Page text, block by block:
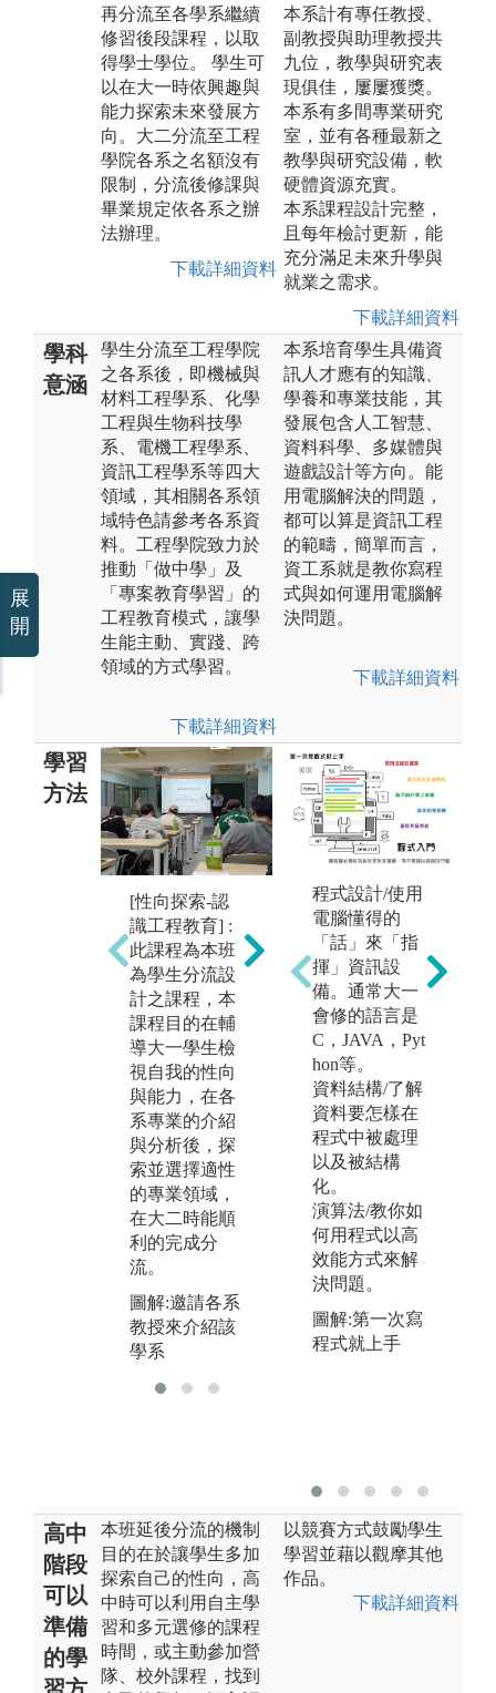
再分流至各學系繼續
修習後段課程，以取
得學士學位。 學生可
以在大一時依興趣與
能力探索未來發展方
向。大二分流至工程
學院各系之名額沒有
限制，分流後修課與
畢業規定依各系之辦
法辦理。
下載詳細資料
本系計有專任教授、
副教授與助理教授共
九位，教學與研究表
現俱佳，屢屢獲獎。
本系有多間專業研究
室，並有各種最新之
教學與研究設備，軟
硬體資源充實。
本系課程設計完整，
且每年檢討更新，能
充分滿足未來升學與
就業之需求。
下載詳細資料
學科
意涵
學生分流至工程學院
之各系後，即機械與
材料工程學系、化學
工程與生物科技學
系、電機工程學系、
資訊工程學系等四大
領域，其相關各系領
域特色請參考各系資
料。工程學院致力於
推動「做中學」及
「專案教育學習」的
工程教育模式，讓學
生能主動、實踐、跨
領域的方式學習。
下載詳細資料
本系培育學生具備資
訊人才應有的知識、
學養和專業技能，其
發展包含人工智慧、
資料科學、多媒體與
遊戲設計等方向。能
用電腦解決的問題，
都可以算是資訊工程
的範疇，簡單而言，
資工系就是教你寫程
式與如何運用電腦解
決問題。
下載詳細資料
學習
方法
[性向探索-認
識工程教育] :
此課程為本班
為學生分流設
計之課程，本
課程目的在輔
導大一學生檢
視自我的性向
與能力，在各
系專業的介紹
與分析後，探
索並選擇適性
的專業領域，
在大二時能順
利的完成分
流。
圖解:邀請各系
教授來介紹該
學系
[基礎課程-專
業理論與實作]
: 大一有基礎工
程課程，包括
物理、化學、
微積分等核心
課程，課程教
學除了課堂講
課之外，還有
實作實驗課
程，例如 : 普
通物理實驗、
普通化學實
驗、普通生物
實驗、電工實
驗、程設實驗
等。
程式設計/使用
電腦懂得的
「話」來「指
揮」資訊設
備。通常大一
會修的語言是
C，JAVA，Pyt
hon等。
資料結構/了解
資料要怎樣在
程式中被處理
以及被結構
化。
演算法/教你如
何用程式以高
效能方式來解
決問題。
圖解:第一次寫
程式就上手
高中
階段
可以
準備
的學
本班延後分流的機制
目的在於讓學生多加
探索自己的性向，高
中時可以利用自主學
習和多元選修的課程
時間，或主動參加營
隊、校外課程，找到
以競賽方式鼓勵學生
學習並藉以觀摩其他
作品。
下載詳細資料
展
開